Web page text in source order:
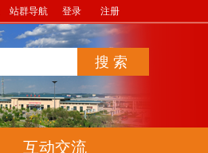
站群导航 登录 注册
互动交流